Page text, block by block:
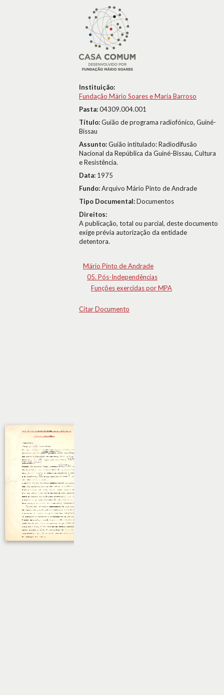
Instituição:
Fundação Mário Soares e Maria Barroso
Pasta:04309.004.001
Título:Guião de programa radiofónico, Guiné-
Bissau
Assunto:Guião intitulado: Radiodifusão
Nacional da República da Guiné-Bissau, Cultura
e Resistência.
Data: 1975
Fundo:Arquivo Mário Pinto de Andrade
Tipo Documental:Documentos
Direitos:
A publicação, total ou parcial, deste documento
exige prévia autorização da entidade
detentora.
Mário Pinto de Andrade
05. Pós-Independências
Funções exercidas por MPA
Citar Documento